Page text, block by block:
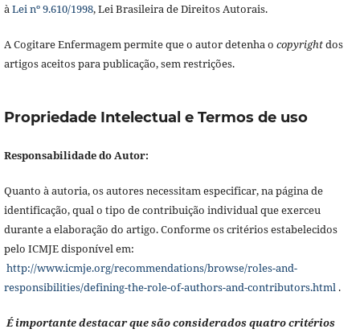
àLei nº 9.610/1998, Lei Brasileira de Direitos Autorais.
A Cogitare Enfermagem permite que o autor detenha o copyrightdos
artigos aceitos para publicação, sem restrições.
Propriedade Intelectual e Termos de uso
Responsabilidade do Autor:
Quanto à autoria, os autores necessitam especificar, na página de
identificação, qual o tipo de contribuição individual que exerceu
durante a elaboração do artigo. Conforme os critérios estabelecidos
pelo ICMJE disponível em:
http://www.icmje.org/recommendations/browse/roles-and-
responsibilities/defining-the-role-of-authors-and-contributors.html.
É importante destacar que são considerados quatro critérios